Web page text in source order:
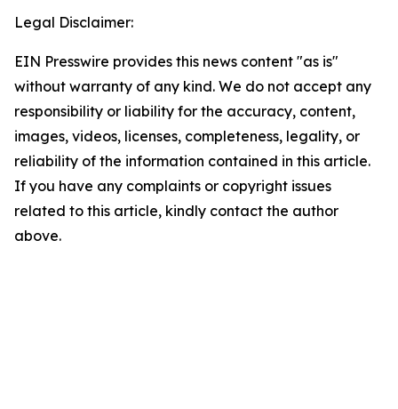
Legal Disclaimer:
EIN Presswire provides this news content "as is"
without warranty of any kind. We do not accept any
responsibility or liability for the accuracy, content,
images, videos, licenses, completeness, legality, or
reliability of the information contained in this article.
If you have any complaints or copyright issues
related to this article, kindly contact the author
above.